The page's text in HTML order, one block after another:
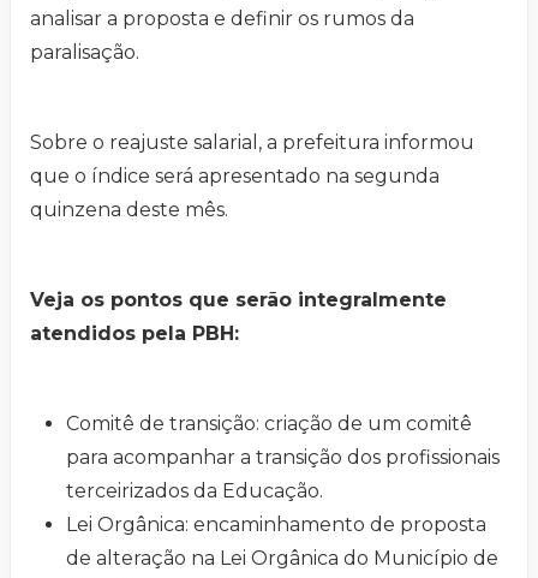
analisar a proposta e definir os rumos da
paralisação.
Sobre o reajuste salarial, a prefeitura informou
que o índice será apresentado na segunda
quinzena deste mês.
Veja os pontos que serão integralmente
atendidos pela PBH:
Comitê de transição: criação de um comitê
para acompanhar a transição dos profissionais
terceirizados da Educação.
Lei Orgânica: encaminhamento de proposta
de alteração na Lei Orgânica do Município de